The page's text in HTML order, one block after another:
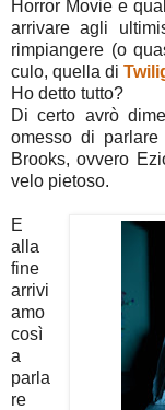
Horror Movie e
arrivare agli
rimpiangere (o
culo, quella di
Ho detto tutto?
Di certo avrò
omesso di parlare
Brooks, ovvero
velo pietoso.
E
alla
fine
arrivi
amo
così
a
parla
re